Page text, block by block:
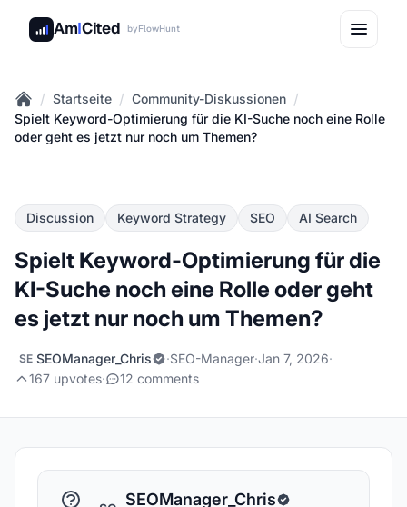
AmICited byFlowHunt
Home
/ Startseite / Community-Diskussionen /
Spielt Keyword-Optimierung für die KI-Suche noch eine Rolle
oder geht es jetzt nur noch um Themen?
Discussion Keyword Strategy SEO AI Search
Spielt Keyword-Optimierung für die
KI-Suche noch eine Rolle oder geht
es jetzt nur noch um Themen?
SE SEOManager_Chris ·SEO-Manager·Jan 7, 2026·
167 upvotes· 12 comments
SEOManager_Chris